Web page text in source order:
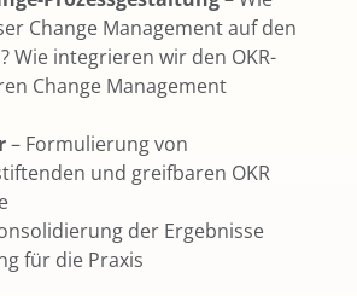
Change Management auf den
Wie integrieren wir den OKR-
Change Management
– Formulierung von
und greifbaren OKR
der Ergebnisse
für die Praxis